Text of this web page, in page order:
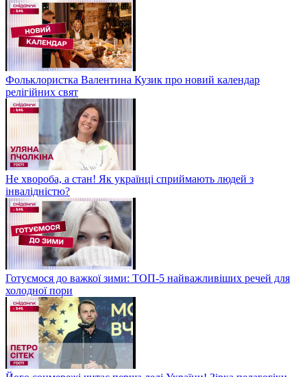
Фольклористка Валентина Кузик про новий календар
релігійних свят
Не хвороба, а стан! Як українці сприймають людей з
інвалідністю?
Готуємося до важкої зими: ТОП-5 найважливіших речей для
холодної пори